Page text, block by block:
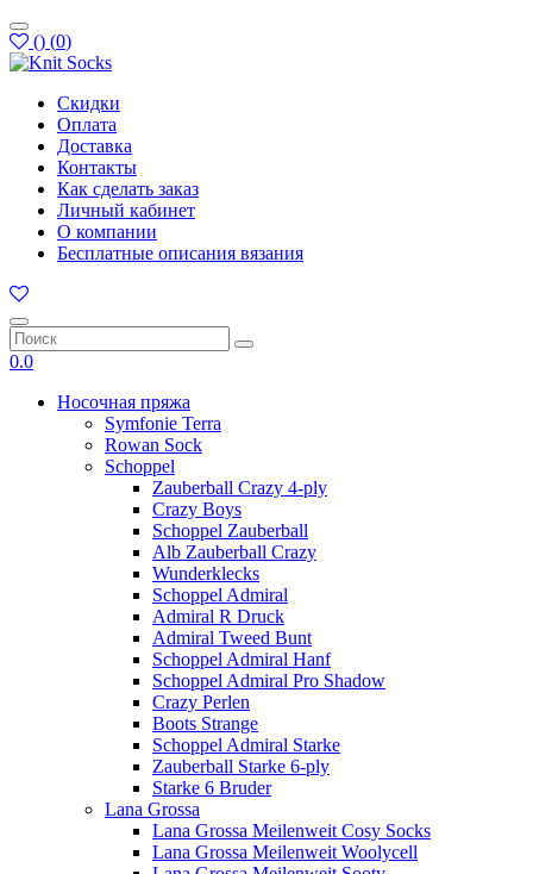
() (0)
Скидки
Оплата
Доставка
Контакты
Как сделать заказ
Личный кабинет
О компании
Бесплатные описания вязания
0.0
Носочная пряжа
Symfonie Terra
Rowan Sock
Schoppel
Zauberball Crazy 4-ply
Crazy Boys
Schoppel Zauberball
Alb Zauberball Crazy
Wunderklecks
Schoppel Admiral
Admiral R Druck
Admiral Tweed Bunt
Schoppel Admiral Hanf
Schoppel Admiral Pro Shadow
Crazy Perlen
Boots Strange
Schoppel Admiral Starke
Zauberball Starke 6-ply
Starke 6 Bruder
Lana Grossa
Lana Grossa Meilenweit Cosy Socks
Lana Grossa Meilenweit Woolycell